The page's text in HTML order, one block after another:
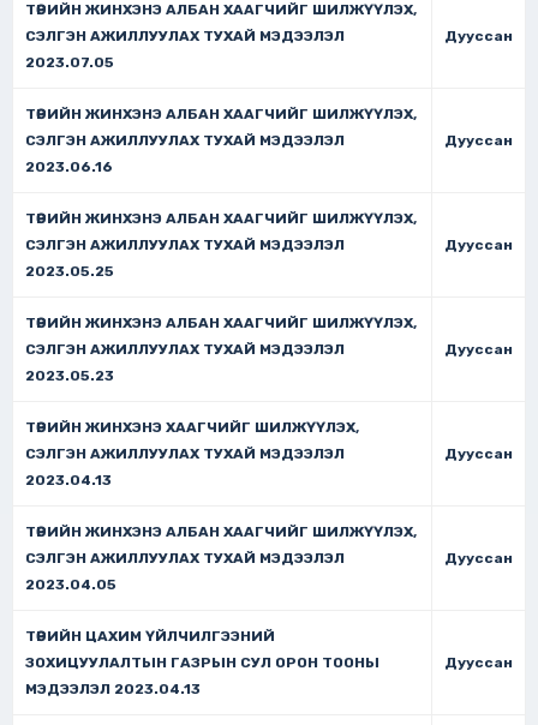
ТӨРИЙН ЖИНХЭНЭ АЛБАН ХААГЧИЙГ ШИЛЖҮҮЛЭХ,
СЭЛГЭН АЖИЛЛУУЛАХ ТУХАЙ МЭДЭЭЛЭЛ
2023.07.05
Дууссан
ТӨРИЙН ЖИНХЭНЭ АЛБАН ХААГЧИЙГ ШИЛЖҮҮЛЭХ,
СЭЛГЭН АЖИЛЛУУЛАХ ТУХАЙ МЭДЭЭЛЭЛ
2023.06.16
Дууссан
ТӨРИЙН ЖИНХЭНЭ АЛБАН ХААГЧИЙГ ШИЛЖҮҮЛЭХ,
СЭЛГЭН АЖИЛЛУУЛАХ ТУХАЙ МЭДЭЭЛЭЛ
2023.05.25
Дууссан
ТӨРИЙН ЖИНХЭНЭ АЛБАН ХААГЧИЙГ ШИЛЖҮҮЛЭХ,
СЭЛГЭН АЖИЛЛУУЛАХ ТУХАЙ МЭДЭЭЛЭЛ
2023.05.23
Дууссан
ТӨРИЙН ЖИНХЭНЭ ХААГЧИЙГ ШИЛЖҮҮЛЭХ,
СЭЛГЭН АЖИЛЛУУЛАХ ТУХАЙ МЭДЭЭЛЭЛ
2023.04.13
Дууссан
ТӨРИЙН ЖИНХЭНЭ АЛБАН ХААГЧИЙГ ШИЛЖҮҮЛЭХ,
СЭЛГЭН АЖИЛЛУУЛАХ ТУХАЙ МЭДЭЭЛЭЛ
2023.04.05
Дууссан
ТӨРИЙН ЦАХИМ ҮЙЛЧИЛГЭЭНИЙ
ЗОХИЦУУЛАЛТЫН ГАЗРЫН СУЛ ОРОН ТООНЫ
МЭДЭЭЛЭЛ 2023.04.13
Дууссан